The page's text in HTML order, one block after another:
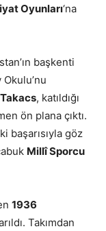
Oyunları‘na
başkenti
, katıldığı
ön plana çıktı.
başarısıyla göz
Millî Sporcu
1936
Takımdan